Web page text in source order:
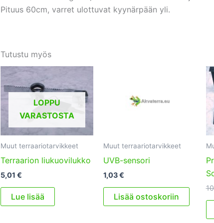
Pituus 60cm, varret ulottuvat kyynärpään yli.
Tutustu myös
LOPPU
VARASTOSTA
Muut terraariotarvikkeet
Terraarion liukuovilukko
5,01 €
Lue lisää
Muut terraariotarvikkeet
UVB-sensori
1,03€
Lisää ostoskoriin